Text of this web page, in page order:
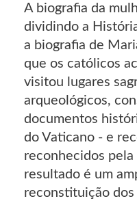
A biografia da
dividindo a
a biografia de
que os católicos
visitou lugares
arqueológicos,
documentos
do Vaticano - e
reconhecidos
resultado é um
reconstituição dos